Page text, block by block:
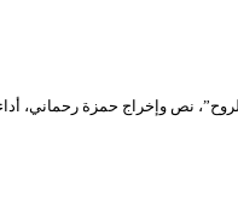
الرسمية لمهرجان المسرح المحترف في طبعته الـ 17، مسرحية